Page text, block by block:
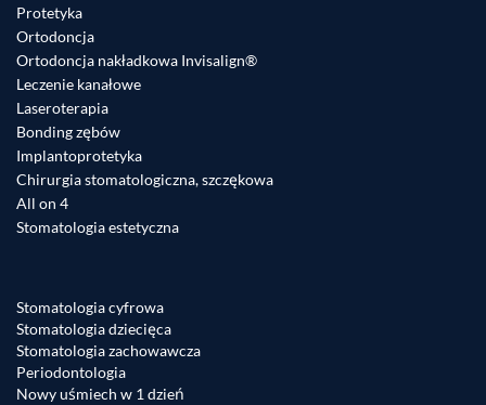
Protetyka
Ortodoncja
Ortodoncja nakładkowa Invisalign®
Leczenie kanałowe
Laseroterapia
Bonding zębów
Implantoprotetyka
Chirurgia stomatologiczna, szczękowa
All on 4
Stomatologia estetyczna
Stomatologia cyfrowa
Stomatologia dziecięca
Stomatologia zachowawcza
Periodontologia
Nowy uśmiech w 1 dzień